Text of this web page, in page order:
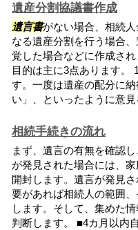
遺産分割協議書作成
遺言書がない場合、相続
なる遺産分割を行う場合
覚した場合などに作成さ
目的は主に3点あります。
す。一度は遺産の配分に
い」、といったように意
相続手続きの流れ
まず、遺言の有無を確認
が発見された場合には、家
開封します。遺言が発見
要があれば相続人の範囲
します。そして、集めた
判断します。 ■4カ月以内